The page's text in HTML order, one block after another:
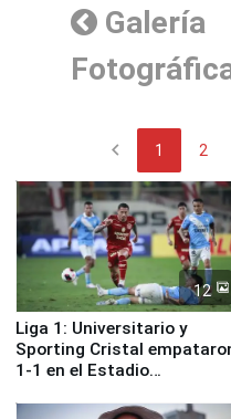
Galería
chevron_left 1 2
12
Liga 1: Universitario y
Sporting Cristal
1-1 en el Estadio